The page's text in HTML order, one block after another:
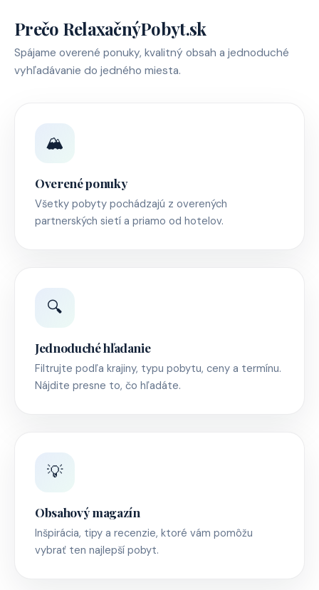
Prečo RelaxačnýPobyt.sk
Spájame overené ponuky, kvalitný obsah a jednoduché
vyhľadávanie do jedného miesta.
🏔️
Overené ponuky
Všetky pobyty pochádzajú z overených
partnerských sietí a priamo od hotelov.
🔍
Jednoduché hľadanie
Filtrujte podľa krajiny, typu pobytu, ceny a termínu.
Nájdite presne to, čo hľadáte.
💡
Obsahový magazín
Inšpirácia, tipy a recenzie, ktoré vám pomôžu
vybrať ten najlepší pobyt.